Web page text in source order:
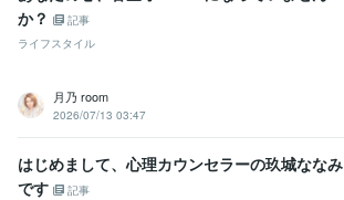
か？
記事
ライフスタイル
月乃 room
2026/07/13 03:47
はじめまして、心理カウンセラーの玖城ななみ
です
記事